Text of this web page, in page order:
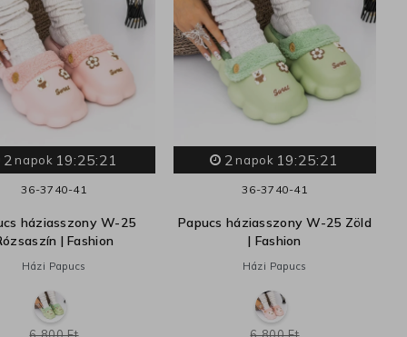
2 napok 19:25:20
36-37 40-41
háziasszony W-25
| Fashion
Házi Papucs
2 napok 19:25:20
36-37 40-41
Papucs háziasszony W-25 Zöld
| Fashion
Házi Papucs